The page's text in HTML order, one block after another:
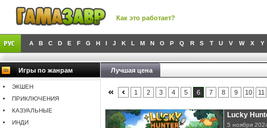
Как это работает?
A B C D E F G H I J K L M N O P Q R S T U V W X Y
Игры по жанрам
ЭКШЕН
ПРИКЛЮЧЕНИЯ
КАЗУАЛЬНЫЕ
ИНДИ
Лучшая цена
1 2 3 4 5 6 7 8 9 10 11
Lucky
5 ноября